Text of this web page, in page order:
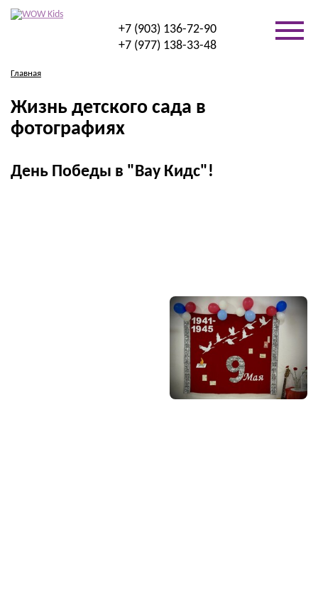
+7 (903) 136-72-90
+7 (977) 138-33-48
Главная
Жизнь детского сада в
фотографиях
День Победы в "Вау Кидс"!